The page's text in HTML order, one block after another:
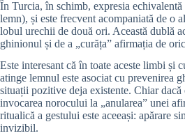
În Turcia, în schimb, expresia echivalentă
lemn), și este frecvent acompaniată de o
lobul urechii de două ori. Această dublă
ghinionul și de a „curăța” afirmația de
Este interesant că în toate aceste limbi și
atinge lemnul este asociat cu prevenirea
situații pozitive deja existente. Chiar
invocarea norocului la „anularea” unei
ritualică a gestului este aceeași: apărare
invizibil.